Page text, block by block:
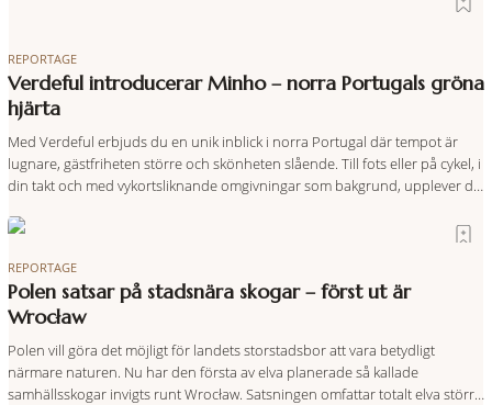
REPORTAGE
Verdeful introducerar Minho – norra Portugals gröna
hjärta
Med Verdeful erbjuds du en unik inblick i norra Portugal där tempot är
lugnare, gästfriheten större och skönheten slående. Till fots eller på cykel, i
din takt och med vykortsliknande omgivningar som bakgrund, upplever du
och sagolika landskap – detta är slow travel när det
REPORTAGE
Polen satsar på stadsnära skogar – först ut är
Wrocław
Polen vill göra det möjligt för landets storstadsbor att vara betydligt
närmare naturen. Nu har den första av elva planerade så kallade
samhällsskogar invigts runt Wrocław. Satsningen omfattar totalt elva större